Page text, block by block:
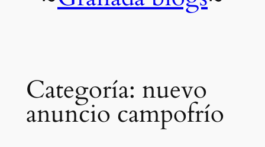
Categoría: nuevo
anuncio campofrío